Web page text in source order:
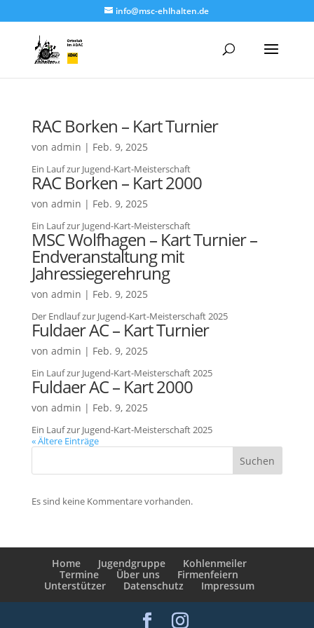
info@msc-ehlhalten.de
RAC Borken – Kart Turnier
von admin | Feb. 9, 2025
Ein Lauf zur Jugend-Kart-Meisterschaft
RAC Borken – Kart 2000
von admin | Feb. 9, 2025
Ein Lauf zur Jugend-Kart-Meisterschaft
MSC Wolfhagen – Kart Turnier –
Endveranstaltung mit
Jahressiegerehrung
von admin | Feb. 9, 2025
Der Endlauf zur Jugend-Kart-Meisterschaft 2025
Fuldaer AC – Kart Turnier
von admin | Feb. 9, 2025
Ein Lauf zur Jugend-Kart-Meisterschaft 2025
Fuldaer AC – Kart 2000
von admin | Feb. 9, 2025
Ein Lauf zur Jugend-Kart-Meisterschaft 2025
« Ältere Einträge
Suchen
Es sind keine Kommentare vorhanden.
Home Jugendgruppe
Kohlenmeiler
Termine
Über uns
Firmenfeiern
Unterstützer
Datenschutz Impressum